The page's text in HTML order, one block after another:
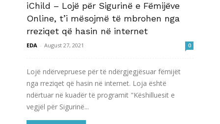
Lexo më shumë
iChild – Lojë për Sigurinë e Fëmijëve
Online, t’i mësojmë të mbrohen nga
rreziqet që hasin në internet
EDA - August 27, 2021 0
Lojë ndërvepruese për të ndërgjegjësuar fëmijët
nga rreziqet që hasin në internet. Loja është
ndërtuar në kuadër të programit "Këshilluesit e
vegjël për Sigurinë...